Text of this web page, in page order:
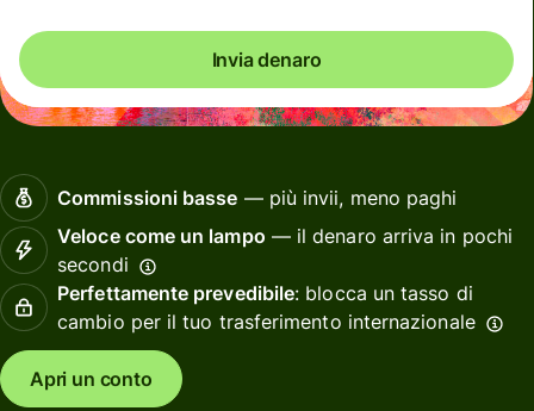
Invia denaro
Commissioni basse — più invii, meno paghi
Veloce come un lampo — il denaro arriva in pochi
secondi
Perfettamente prevedibile: blocca un tasso di
cambio per il tuo trasferimento internazionale
Apri un conto